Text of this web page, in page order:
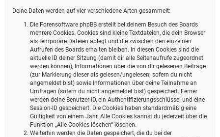
Deine Daten werden auf vier verschiedene Arten gesammelt:
Die Forensoftware phpBB erstellt bei deinem Besuch des Boards
mehrere Cookies. Cookies sind kleine Textdateien, die dein Browser
als temporäre Dateien ablegt und die zwischen den einzelnen
Aufrufen des Boards erhalten bleiben. In diesen Cookies sind die
aktuelle ID deiner Sitzung (damit dir alle Seitenaufrufe zugeordnet
werden können), Informationen über die von dir gelesenen Beiträge
(zur Markierung dieser als gelesen/ungelesen; sofern du nicht
angemeldet bist) sowie Informationen über deine Teilnahme an
Umfragen (sofern du nicht angemeldet bist) gespeichert. Ferner
werden deine Benutzer-ID, ein Authentifizierungsschlüssel und eine
Session-ID gespeichert. Die Cookies haben standardmäßig eine
Gültigkeit von einem Jahr. Alle Cookies kannst du jederzeit über die
Funktion „Alle Cookies löschen“ löschen.
Weiterhin werden die Daten gespeichert, die du bei der